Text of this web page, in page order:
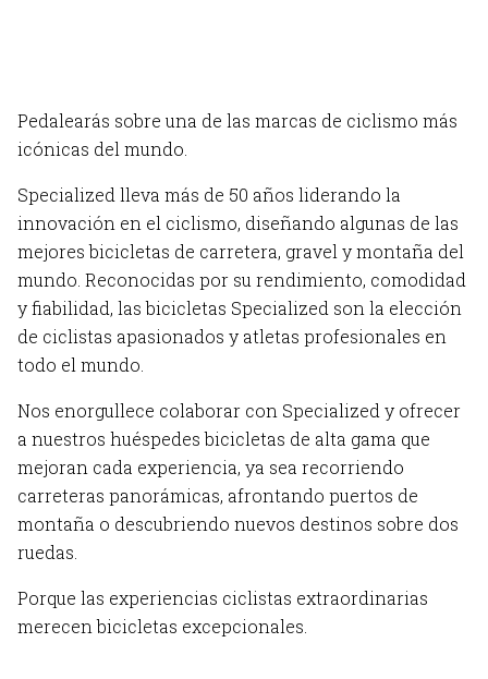
Pedalearás sobre una de las marcas de ciclismo más
icónicas del mundo.
Specialized lleva más de 50 años liderando la
innovación en el ciclismo, diseñando algunas de las
mejores bicicletas de carretera, gravel y montaña del
mundo. Reconocidas por su rendimiento, comodidad
y fiabilidad, las bicicletas Specialized son la elección
de ciclistas apasionados y atletas profesionales en
todo el mundo.
Nos enorgullece colaborar con Specialized y ofrecer
a nuestros huéspedes bicicletas de alta gama que
mejoran cada experiencia, ya sea recorriendo
carreteras panorámicas, afrontando puertos de
montaña o descubriendo nuevos destinos sobre dos
ruedas.
Porque las experiencias ciclistas extraordinarias
merecen bicicletas excepcionales.